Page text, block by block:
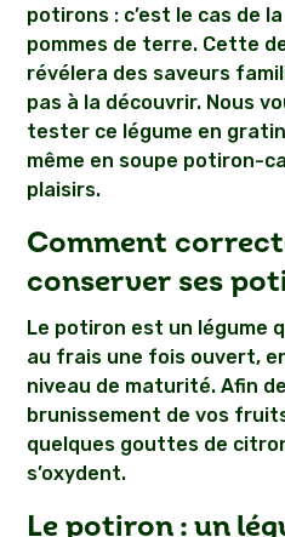
potirons : c’est le cas de
pommes de terre. Cette
révélera des saveurs
pas à la découvrir. Nous
tester ce légume en
même en soupe potiron-
plaisirs.
Comment
conserver ses
Le potiron est un légume
au frais une fois ouvert,
niveau de maturité. Afin
brunissement de vos
quelques gouttes de
s’oxydent.
Le potiron : un